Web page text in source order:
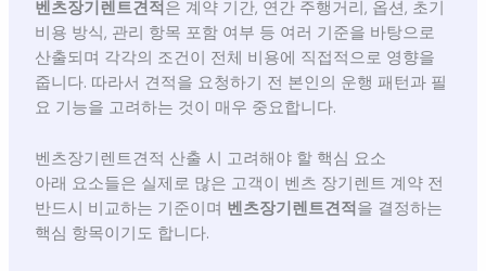
벤츠장기렌트견적 은 계약 기간, 연간 주행거리, 옵션, 초기
비용 방식, 관리 항목 포함 여부 등 여러 기준을 바탕으로
산출되며 각각의 조건이 전체 비용에 직접적으로 영향을
줍니다. 따라서 견적을 요청하기 전 본인의 운행 패턴과 필
요 기능을 고려하는 것이 매우 중요합니다.
벤츠장기렌트견적 산출 시 고려해야 할 핵심 요소
아래 요소들은 실제로 많은 고객이 벤츠 장기렌트 계약 전
반드시 비교하는 기준이며 벤츠장기렌트견적 을 결정하는
핵심 항목이기도 합니다.